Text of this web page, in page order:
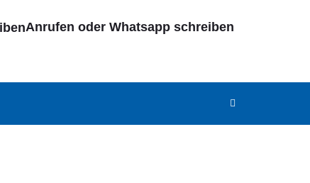
Anrufen oder Whatsapp schreiben